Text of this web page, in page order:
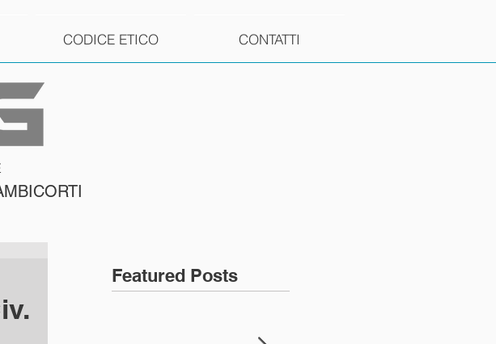
CODICE ETICO CONTATTI
Featured Posts